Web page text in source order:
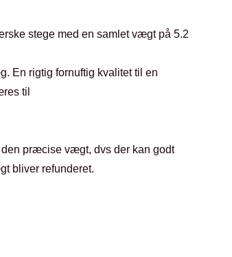
stege med en samlet vægt på 5.2
En rigtig fornuftig kvalitet til en
til
præcise vægt, dvs der kan godt
bliver refunderet.